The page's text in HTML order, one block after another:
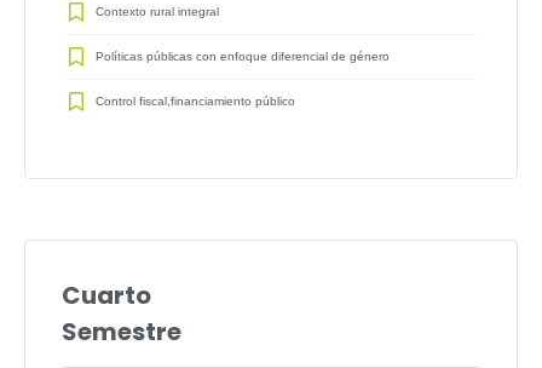
Contexto rural integral
Políticas públicas con enfoque diferencial de género
Control fiscal,financiamiento público
Cuarto
Semestre